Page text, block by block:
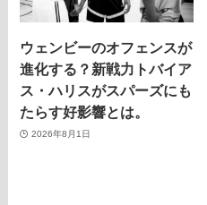
ウェンビーのオフェンスが
進化する？新戦力トバイア
ス・ハリスがスパーズにも
たらす好影響とは。
2026年8月1日